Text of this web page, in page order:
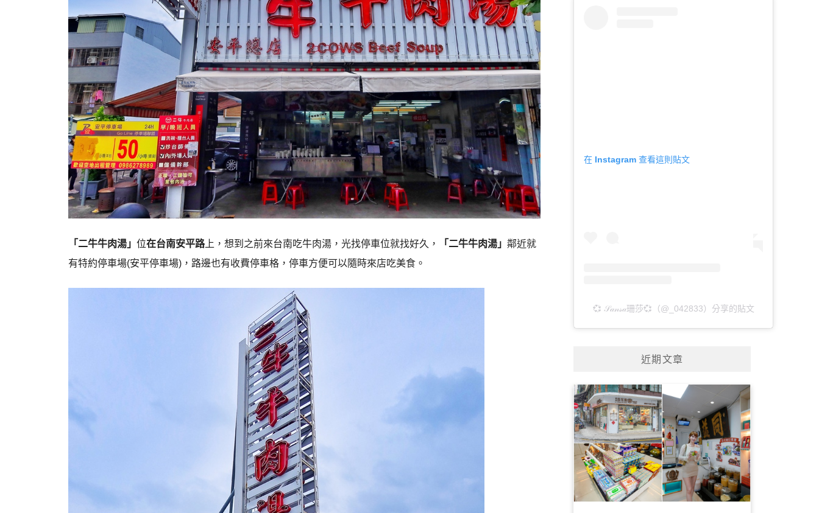
「二牛牛肉湯」 位在台南安平路上，想到之前來台南吃牛肉湯，光找停車位就找好久， 「二牛牛肉湯」 鄰近就
有特約停車場(安平停車場)，路邊也有收費停車格，停車方便可以隨時來店吃美食。
在 Instagram 查看這則貼文
💞 𝒮𝒶𝓃𝓈𝒶珊莎💞（@_042833）分享的貼文
近期文章